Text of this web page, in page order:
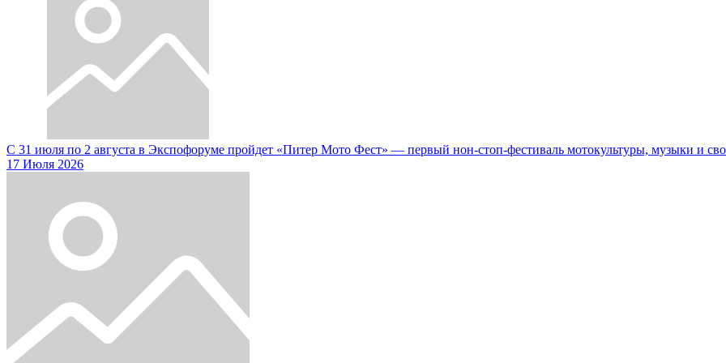
С 31 июля по 2 августа в Экспофоруме пройдет «Питер Мото Фест» — первый нон-стоп-фестиваль мотокультуры, музыки и
17 Июля 2026